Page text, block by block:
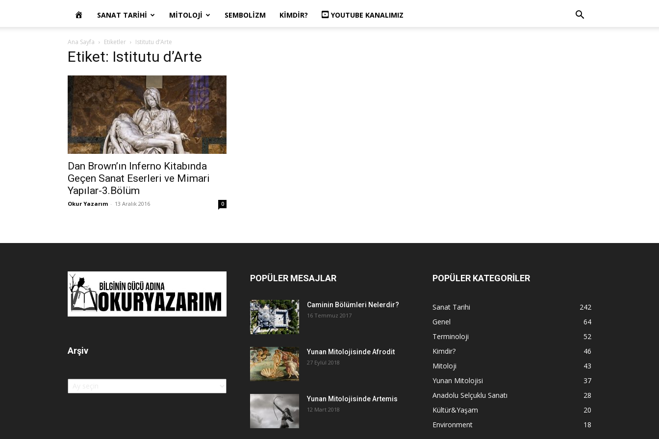
OKUR
YAZARIM
SANAT TARIHI MITOLOJI SEMBOLIZM KIMDIR? YOUTUBE KANALIMIZ
Ana Sayfa Etiketler Istitutu d’Arte
Etiket: Istitutu d’Arte
Dan Brown’ın Inferno Kitabında
Geçen Sanat Eserleri ve Mimari
Yapılar-3.Bölüm
Okur Yazarım - 13 Aralık 2016 0
Arşiv
Arşiv
POPÜLER MESAJLAR
Caminin Bölümleri Nelerdir?
16 Temmuz 2017
Yunan Mitolojisinde Afrodit
27 Eylül 2018
Yunan Mitolojisinde Artemis
12 Mart 2018
POPÜLER KATEGORİLER
Sanat Tarihi
242
Genel
64
Terminoloji
52
Kimdir?
46
Mitoloji
43
Yunan Mitolojisi
37
Anadolu Selçuklu Sanatı
28
Kültür&Yaşam
20
Environment
18